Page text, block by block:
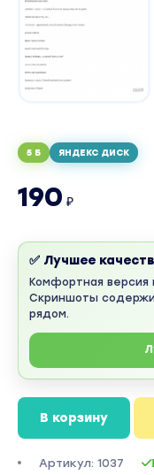
5 Б ЯНДЕКС ДИСК
190 ₽
✅ Лучшее
Комфортная версия
Скриншоты
рядом.
В корзину
Артикул: 1037